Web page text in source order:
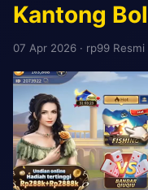
Kantong
07 Apr 2026 · rp99 Resmi